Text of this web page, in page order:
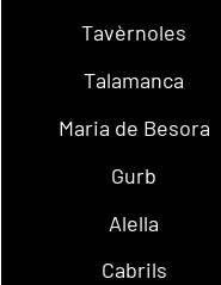
Tavèrnoles
Talamanca
Maria de Besora
Gurb
Alella
Cabrils